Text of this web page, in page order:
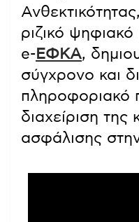
ριζικό
e- ΕΦΚΑ,
σύγχρονο και
πληροφοριακό
διαχείριση της
ασφάλισης